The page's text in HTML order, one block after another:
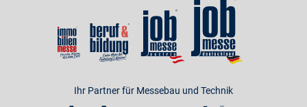
Ihr Partner für Messebau und Technik